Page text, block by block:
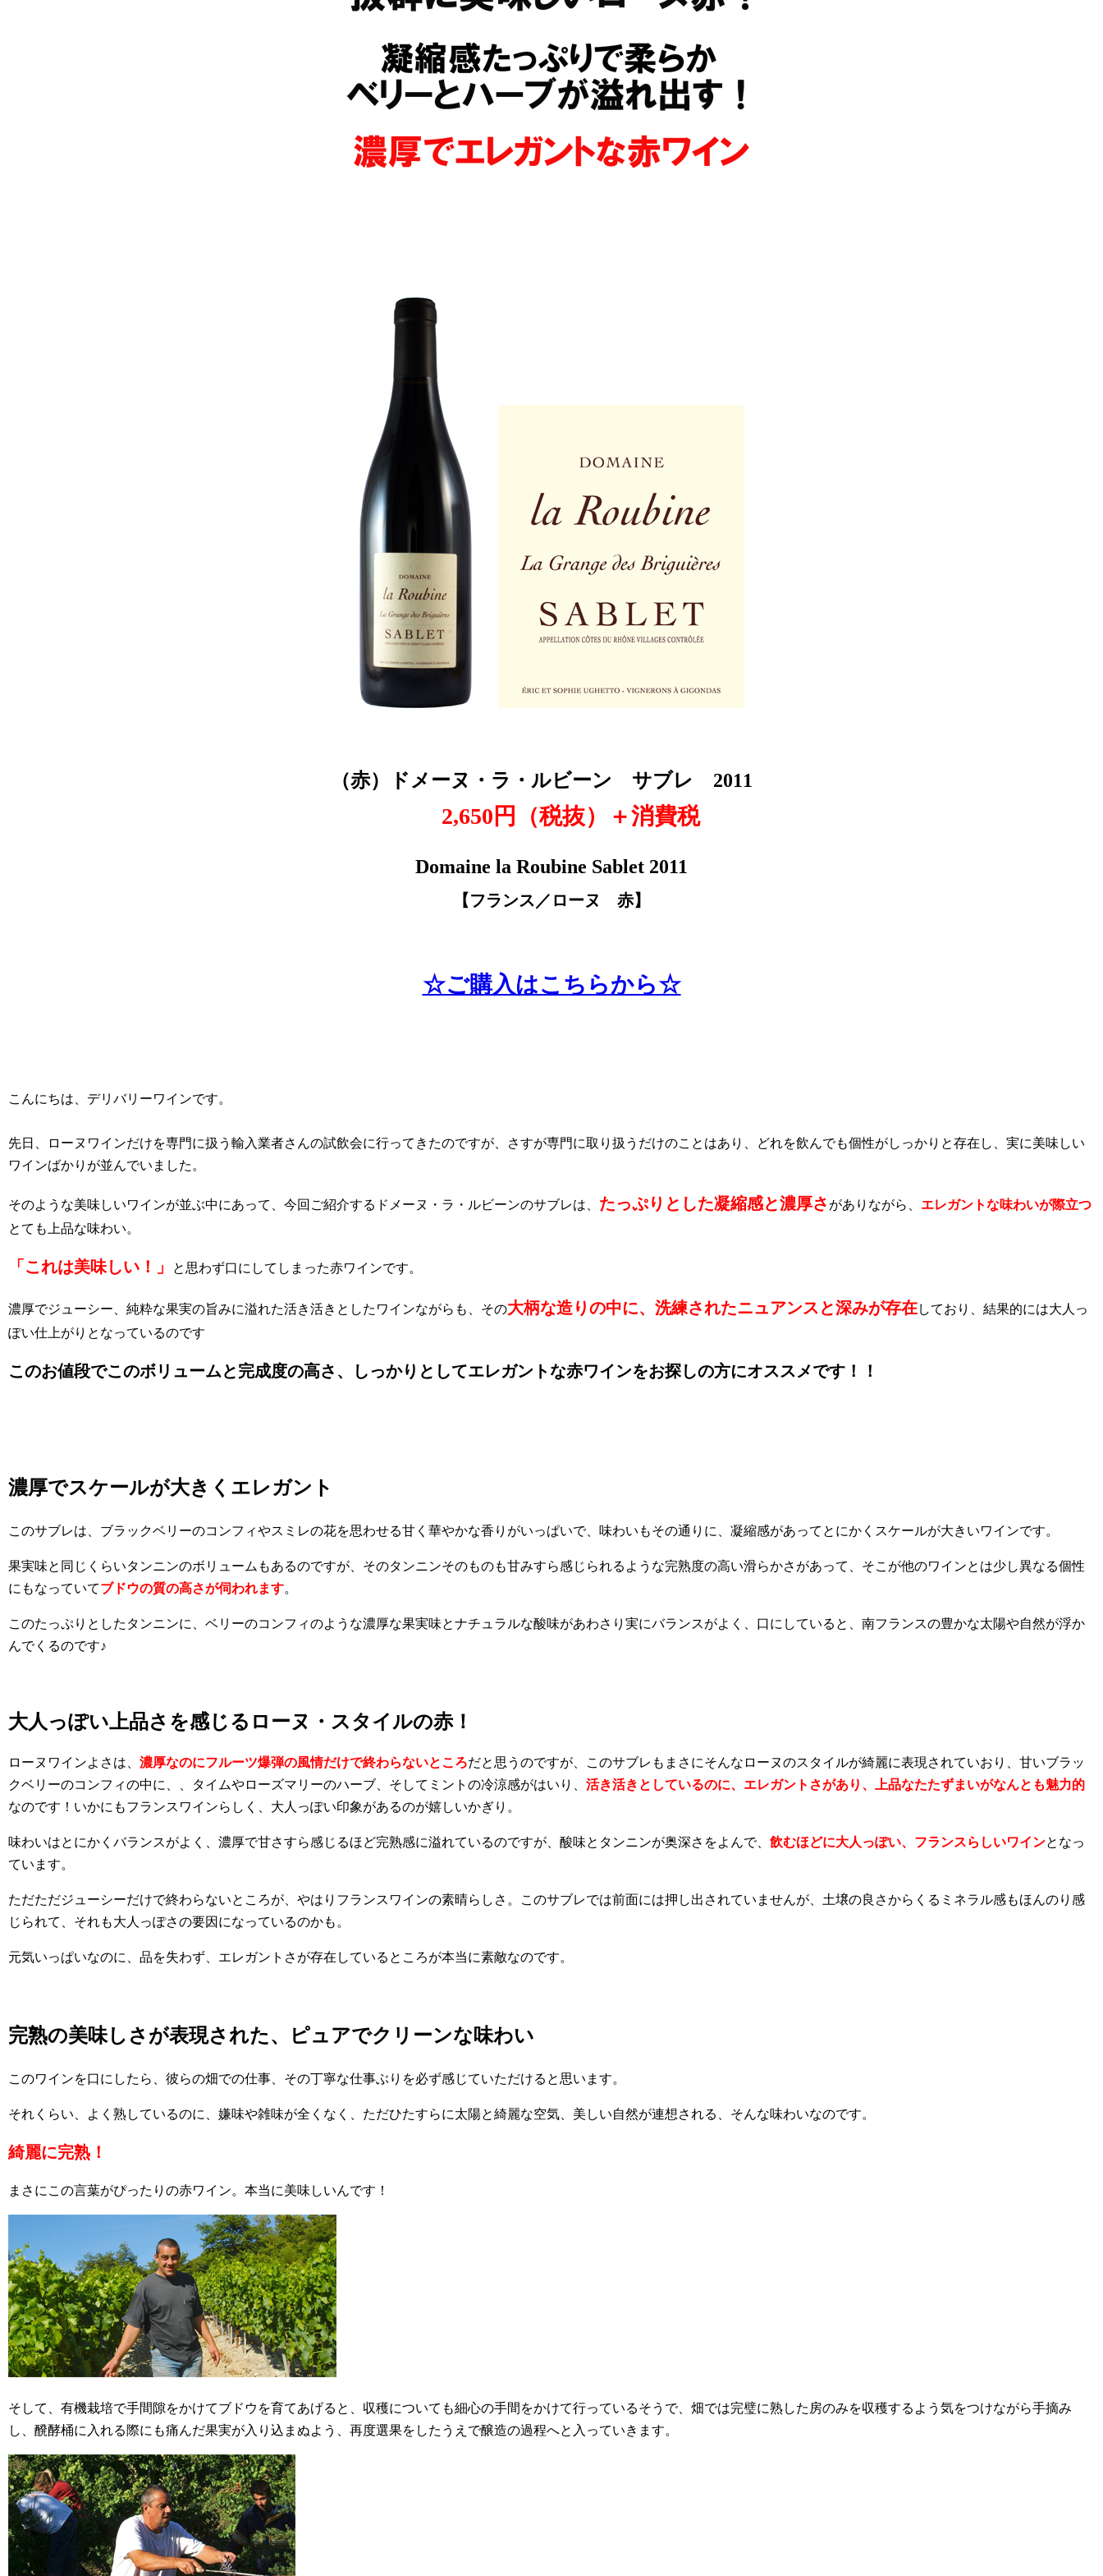
（赤）ドメーヌ・ラ・ルビーン サブレ 2011
2,650円（税抜）＋消費税
Domaine la Roubine Sablet 2011
【フランス／ローヌ 赤】
☆ご購入はこちらから☆
こんにちは、デリバリーワインです。
先日、ローヌワインだけを専門に扱う輸入業者さんの試飲会に行ってきたのですが、さすが専門に取り扱うだけのことはあり、どれを飲んでも個性がしっかりと存在し、実に美味しい
ワインばかりが並んでいました。
そのような美味しいワインが並ぶ中にあって、今回ご紹介するドメーヌ・ラ・ルビーンのサブレは、 たっぷりとした凝縮感と濃厚さ がありながら、 エレガントな味わいが際立つ
とても上品な味わい。
「これは美味しい！」 と思わず口にしてしまった赤ワインです。
濃厚でジューシー、純粋な果実の旨みに溢れた活き活きとしたワインながらも、その大柄な造りの中に、洗練されたニュアンスと深みが存在しており、結果的には大人っ
ぽい仕上がりとなっているのです
このお値段でこのボリュームと完成度の高さ、しっかりとしてエレガントな赤ワインをお探しの方にオススメです！！
濃厚でスケールが大きくエレガント
このサブレは、ブラックベリーのコンフィやスミレの花を思わせる甘く華やかな香りがいっぱいで、味わいもその通りに、凝縮感があってとにかくスケールが大きいワインです。
果実味と同じくらいタンニンのボリュームもあるのですが、そのタンニンそのものも甘みすら感じられるような完熟度の高い滑らかさがあって、そこが他のワインとは少し異なる個性
にもなっていてブドウの質の高さが伺われます。
このたっぷりとしたタンニンに、ベリーのコンフィのような濃厚な果実味とナチュラルな酸味があわさり実にバランスがよく、口にしていると、南フランスの豊かな太陽や自然が浮か
んでくるのです♪
大人っぽい上品さを感じるローヌ・スタイルの赤！
ローヌワインよさは、 濃厚なのにフルーツ爆弾の風情だけで終わらないところだと思うのですが、このサブレもまさにそんなローヌのスタイルが綺麗に表現されていおり、甘いブラッ
クベリーのコンフィの中に、、タイムやローズマリーのハーブ、そしてミントの冷涼感がはいり、 活き活きとしているのに、エレガントさがあり、上品なたたずまいがなんとも魅力的
なのです！いかにもフランスワインらしく、大人っぽい印象があるのが嬉しいかぎり。
味わいはとにかくバランスがよく、濃厚で甘さすら感じるほど完熟感に溢れているのですが、酸味とタンニンが奥深さをよんで、 飲むほどに大人っぽい、フランスらしいワインとなっ
ています。
ただただジューシーだけで終わらないところが、やはりフランスワインの素晴らしさ。このサブレでは前面には押し出されていませんが、土壌の良さからくるミネラル感もほんのり感
じられて、それも大人っぽさの要因になっているのかも。
元気いっぱいなのに、品を失わず、エレガントさが存在しているところが本当に素敵なのです。
完熟の美味しさが表現された、ピュアでクリーンな味わい
このワインを口にしたら、彼らの畑での仕事、その丁寧な仕事ぶりを必ず感じていただけると思います。
それくらい、よく熟しているのに、嫌味や雑味が全くなく、ただひたすらに太陽と綺麗な空気、美しい自然が連想される、そんな味わいなのです。
綺麗に完熟！
まさにこの言葉がぴったりの赤ワイン。本当に美味しいんです！
そして、有機栽培で手間隙をかけてブドウを育てあげると、収穫についても細心の手間をかけて行っているそうで、畑では完璧に熟した房のみを収穫するよう気をつけながら手摘み
し、醗酵桶に入れる際にも痛んだ果実が入り込まぬよう、再度選果をしたうえで醸造の過程へと入っていきます。